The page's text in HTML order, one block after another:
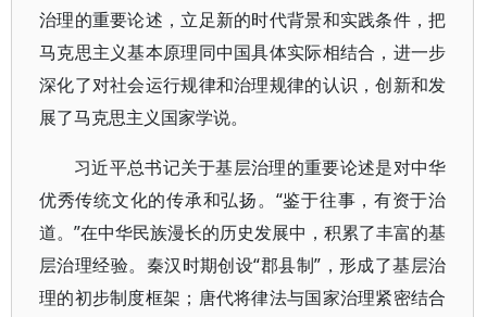
治理的重要论述，立足新的时代背景和实践条件，把
马克思主义基本原理同中国具体实际相结合，进一步
深化了对社会运行规律和治理规律的认识，创新和发
展了马克思主义国家学说。
习近平总书记关于基层治理的重要论述是对中华
优秀传统文化的传承和弘扬。“鉴于往事，有资于治
道。”在中华民族漫长的历史发展中，积累了丰富的基
层治理经验。秦汉时期创设“郡县制”，形成了基层治
理的初步制度框架；唐代将律法与国家治理紧密结合